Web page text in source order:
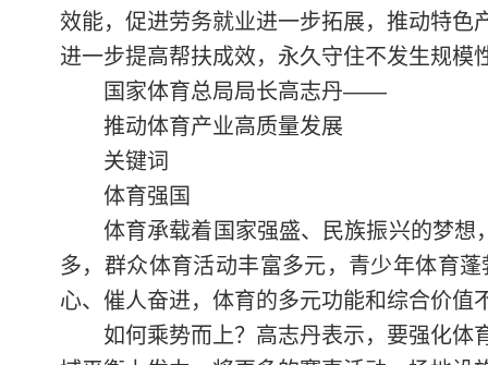
效能，促进劳务就业进一步拓展，推动特
进一步提高帮扶成效，永久守住不发生规模
国家体育总局局长高志丹——
推动体育产业高质量发展
关键词
体育强国
体育承载着国家强盛、民族振兴的梦想
多，群众体育活动丰富多元，青少年体育
心、催人奋进，体育的多元功能和综合价值
如何乘势而上？高志丹表示，要强化体